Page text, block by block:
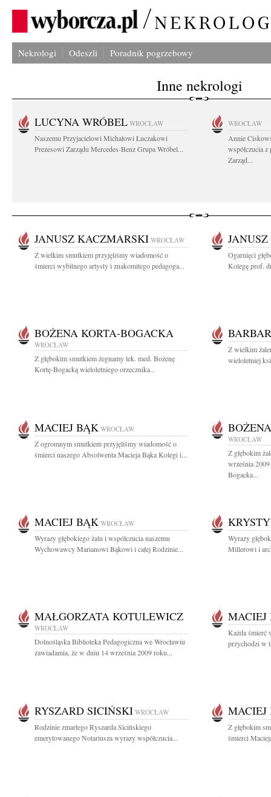
Nekrologi Odeszli Poradnik pogrzebowy
Inne nekrologi
LUCYNA WRÓBEL WROCŁAW
Naszemu Przyjacielowi Michałowi Łuczakowi
Prezesowi Zarządu Mercedes-Benz Grupa Wróbel...
WROCŁAW
Annie
współczucia
Zarząd...
JANUSZ KACZMARSKI WROCŁAW
Z wielkim smutkiem przyjęliśmy wiadomość o
śmierci wybitnego artysty i znakomitego pedagoga...
Ogarnięci
Kolegę prof.
BOŻENA KORTA-BOGACKA
WROCŁAW
Z głębokim smutkiem żegnamy lek. med. Bożenę
Kortę-Bogacką wieloletniego orzecznika...
Z wielkim
wieloletniej
MACIEJ BĄK WROCŁAW
Z ogromnym smutkiem przyjęliśmy wiadomość o
śmierci naszego Absolwenta Macieja Bąka Kolegi i...
WROCŁAW
Z głębokim
września
Bogacka...
MACIEJ BĄK WROCŁAW
Wyrazy głębokiego żalu i współczucia naszemu
Wychowawcy Marianowi Bąkowi i całej Rodzinie...
Wyrazy
Millerowi i
MAŁGORZATA KOTULEWICZ
WROCŁAW
Dolnośląska Biblioteka Pedagogiczna we Wrocławiu
zawiadamia, że w dniu 14 września 2009 roku...
MACIEJ
Każda śmierć
przychodzi w
RYSZARD SICIŃSKI WROCŁAW
Rodzinie zmarłego Ryszarda Sicińskiego
emerytowanego Notariusza wyrazy współczucia...
MACIEJ
Z głębokim
śmierci